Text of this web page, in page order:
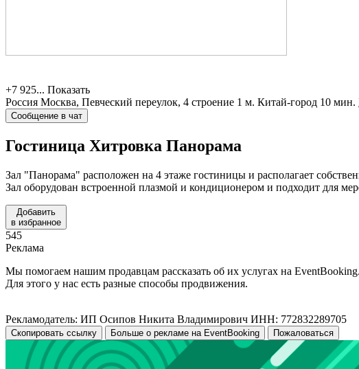
+7 925... Показать
Россия Москва, Певческий переулок, 4 строение 1 м. Китай-город 10 мин.
Сообщение в чат
Гостиница Хитровка Панорама
Зал "Панорама" расположен на 4 этаже гостиницы и располагает
Зал оборудован встроенной плазмой и кондиционером и подходит для
Добавить
в избранное
545
Реклама
Мы помогаем нашим продавцам рассказать об их услугах на EventBooking.
Для этого у нас есть разные способы продвижения.
Рекламодатель: ИП Осипов Никита Владимирович ИНН: 772832289705
Скопировать ссылку Больше о рекламе на EventBooking Пожаловаться